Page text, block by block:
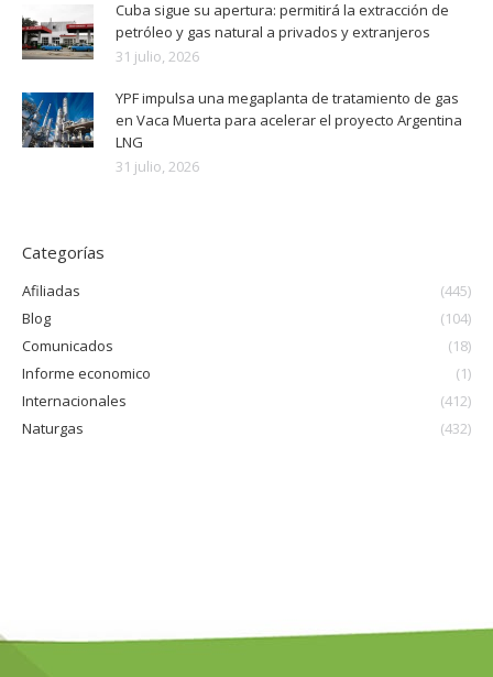
Cuba sigue su apertura: permitirá la extracción de
petróleo y gas natural a privados y extranjeros
31 julio, 2026
YPF impulsa una megaplanta de tratamiento de gas
en Vaca Muerta para acelerar el proyecto Argentina
LNG
31 julio, 2026
Categorías
Afiliadas
(445)
Blog
(104)
Comunicados
(18)
Informe economico
(1)
Internacionales
(412)
Naturgas
(432)